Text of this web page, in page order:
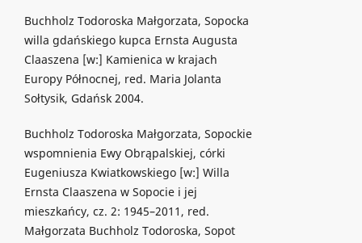
Buchholz Todoroska Małgorzata, Sopocka
willa gdańskiego kupca Ernsta Augusta
Claaszena [w:] Kamienica w krajach
Europy Północnej, red. Maria Jolanta
Sołtysik, Gdańsk 2004.
Buchholz Todoroska Małgorzata, Sopockie
wspomnienia Ewy Obrąpalskiej, córki
Eugeniusza Kwiatkowskiego [w:] Willa
Ernsta Claaszena w Sopocie i jej
mieszkańcy, cz. 2: 1945–2011, red.
Małgorzata Buchholz Todoroska, Sopot